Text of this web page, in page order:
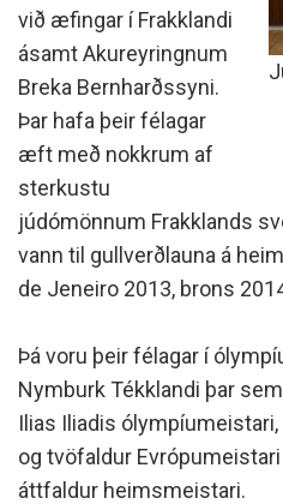
við æfingar í Frakklandi
ásamt Akureyringnum
Breka Bernharðssyni.
Þar hafa þeir félagar
æft með nokkrum af
sterkustu
júdómönnum Frakklands
vann til gullverðlauna á
de Jeneiro 2013, brons
Þá voru þeir félagar í
Nymburk Tékklandi þar
Ilias Iliadis
og tvöfaldur
áttfaldur heimsmeistari.